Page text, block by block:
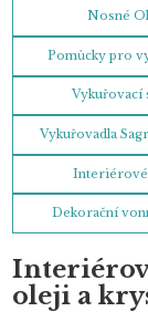
Nosné
Pomůcky pro
Vykuřovací
Vykuřovadla
Interiérové
Dekorační
oleji a